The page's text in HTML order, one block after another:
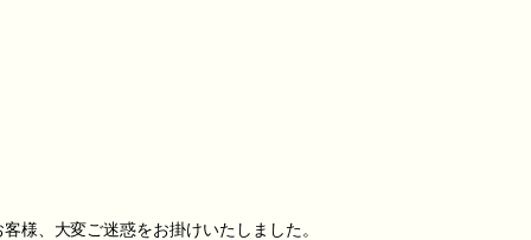
様、大変ご迷惑をお掛けいたしました。